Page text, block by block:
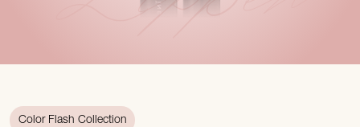
Color Flash Collection